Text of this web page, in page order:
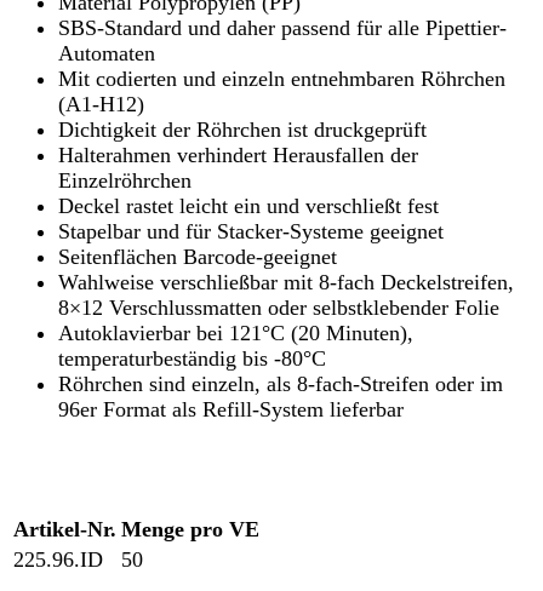
SBS-Standard und daher passend für alle Pipettier-
Automaten
Mit codierten und einzeln entnehmbaren Röhrchen
(A1-H12)
Dichtigkeit der Röhrchen ist druckgeprüft
Halterahmen verhindert Herausfallen der
Einzelröhrchen
Deckel rastet leicht ein und verschließt fest
Stapelbar und für Stacker-Systeme geeignet
Seitenflächen Barcode-geeignet
Wahlweise verschließbar mit 8-fach Deckelstreifen,
8×12 Verschlussmatten oder selbstklebender Folie
Autoklavierbar bei 121°C (20 Minuten),
temperaturbeständig bis -80°C
Röhrchen sind einzeln, als 8-fach-Streifen oder im
96er Format als Refill-System lieferbar
Artikel-Nr. Menge pro VE
225.96.ID
50